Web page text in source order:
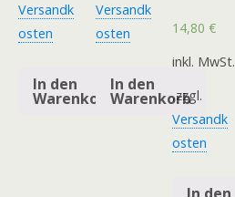
Versandk
osten
In den
Warenkorb
Versandk
osten
In den
Warenkorb
14,80€
inkl. MwSt.
,zzgl.
Versandk
osten